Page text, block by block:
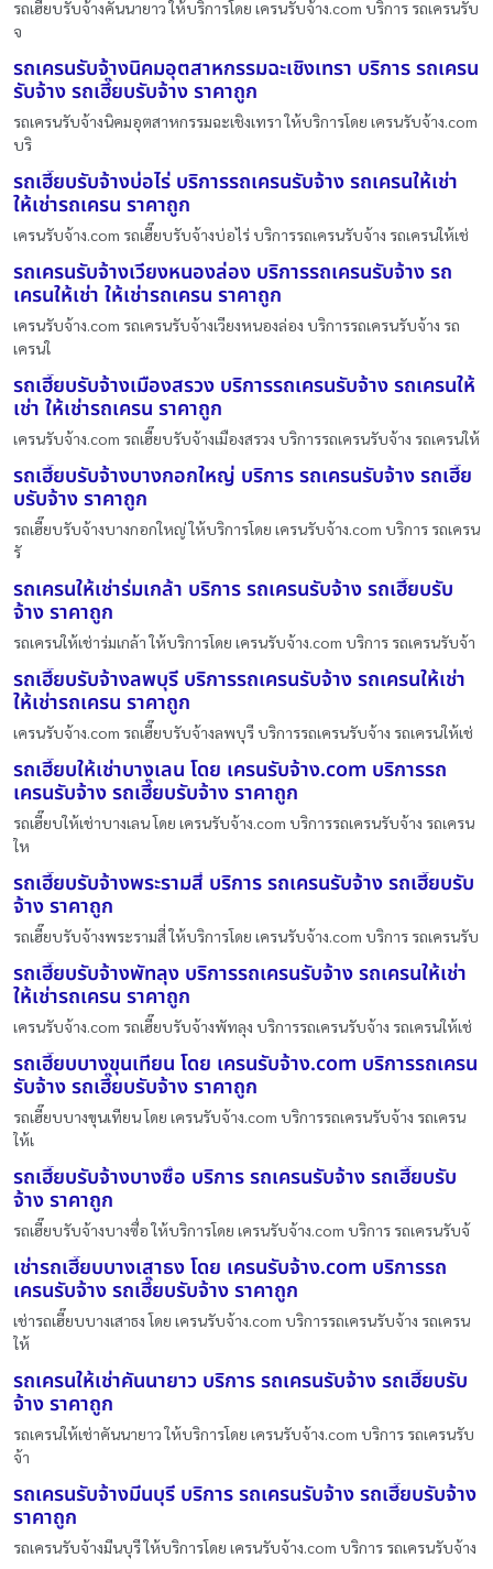
รถเฮี๊ยบรับจ้างคันนายาว ให้บริการโดย เครนรับจ้าง.com บริการ รถเครนรับ
จ
รถเครนรับจ้างนิคมอุตสาหกรรมฉะเชิงเทรา บริการ รถเครน
รับจ้าง รถเฮี๊ยบรับจ้าง ราคาถูก
รถเครนรับจ้างนิคมอุตสาหกรรมฉะเชิงเทรา ให้บริการโดย เครนรับจ้าง.com
บริ
รถเฮี๊ยบรับจ้างบ่อไร่ บริการรถเครนรับจ้าง รถเครนให้เช่า
ให้เช่ารถเครน ราคาถูก
เครนรับจ้าง.com รถเฮี๊ยบรับจ้างบ่อไร่ บริการรถเครนรับจ้าง รถเครนให้เช่
รถเครนรับจ้างเวียงหนองล่อง บริการรถเครนรับจ้าง รถ
เครนให้เช่า ให้เช่ารถเครน ราคาถูก
เครนรับจ้าง.com รถเครนรับจ้างเวียงหนองล่อง บริการรถเครนรับจ้าง รถ
เครนใ
รถเฮี๊ยบรับจ้างเมืองสรวง บริการรถเครนรับจ้าง รถเครนให้
เช่า ให้เช่ารถเครน ราคาถูก
เครนรับจ้าง.com รถเฮี๊ยบรับจ้างเมืองสรวง บริการรถเครนรับจ้าง รถเครนให้
รถเฮี๊ยบรับจ้างบางกอกใหญ่ บริการ รถเครนรับจ้าง รถเฮี๊ย
บรับจ้าง ราคาถูก
รถเฮี๊ยบรับจ้างบางกอกใหญ่ ให้บริการโดย เครนรับจ้าง.com บริการ รถเครน
รั
รถเครนให้เช่าร่มเกล้า บริการ รถเครนรับจ้าง รถเฮี๊ยบรับ
จ้าง ราคาถูก
รถเครนให้เช่าร่มเกล้า ให้บริการโดย เครนรับจ้าง.com บริการ รถเครนรับจ้า
รถเฮี๊ยบรับจ้างลพบุรี บริการรถเครนรับจ้าง รถเครนให้เช่า
ให้เช่ารถเครน ราคาถูก
เครนรับจ้าง.com รถเฮี๊ยบรับจ้างลพบุรี บริการรถเครนรับจ้าง รถเครนให้เช่
รถเฮี๊ยบให้เช่าบางเลน โดย เครนรับจ้าง.com บริการรถ
เครนรับจ้าง รถเฮี๊ยบรับจ้าง ราคาถูก
รถเฮี๊ยบให้เช่าบางเลน โดย เครนรับจ้าง.com บริการรถเครนรับจ้าง รถเครน
ให
รถเฮี๊ยบรับจ้างพระรามสี่ บริการ รถเครนรับจ้าง รถเฮี๊ยบรับ
จ้าง ราคาถูก
รถเฮี๊ยบรับจ้างพระรามสี่ ให้บริการโดย เครนรับจ้าง.com บริการ รถเครนรับ
รถเฮี๊ยบรับจ้างพัทลุง บริการรถเครนรับจ้าง รถเครนให้เช่า
ให้เช่ารถเครน ราคาถูก
เครนรับจ้าง.com รถเฮี๊ยบรับจ้างพัทลุง บริการรถเครนรับจ้าง รถเครนให้เช่
รถเฮี๊ยบบางขุนเทียน โดย เครนรับจ้าง.com บริการรถเครน
รับจ้าง รถเฮี๊ยบรับจ้าง ราคาถูก
รถเฮี๊ยบบางขุนเทียน โดย เครนรับจ้าง.com บริการรถเครนรับจ้าง รถเครน
ให้เ
รถเฮี๊ยบรับจ้างบางซื่อ บริการ รถเครนรับจ้าง รถเฮี๊ยบรับ
จ้าง ราคาถูก
รถเฮี๊ยบรับจ้างบางซื่อ ให้บริการโดย เครนรับจ้าง.com บริการ รถเครนรับจ้
เช่ารถเฮี๊ยบบางเสาธง โดย เครนรับจ้าง.com บริการรถ
เครนรับจ้าง รถเฮี๊ยบรับจ้าง ราคาถูก
เช่ารถเฮี๊ยบบางเสาธง โดย เครนรับจ้าง.com บริการรถเครนรับจ้าง รถเครน
ให้
รถเครนให้เช่าคันนายาว บริการ รถเครนรับจ้าง รถเฮี๊ยบรับ
จ้าง ราคาถูก
รถเครนให้เช่าคันนายาว ให้บริการโดย เครนรับจ้าง.com บริการ รถเครนรับ
จ้า
รถเครนรับจ้างมีนบุรี บริการ รถเครนรับจ้าง รถเฮี๊ยบรับจ้าง
ราคาถูก
รถเครนรับจ้างมีนบุรี ให้บริการโดย เครนรับจ้าง.com บริการ รถเครนรับจ้าง